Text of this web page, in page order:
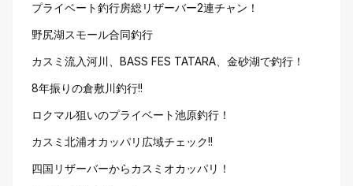
プライベート釣行房総リザーバー2連チャン！
野尻湖スモール合同釣行
カスミ流入河川、BASS FES TATARA、金砂湖で釣行！
8年振りの倉敷川釣行!!
ロクマル狙いのプライベート池原釣行！
カスミ北浦オカッパリ広域チェック!!
四国リザーバーからカスミオカッパリ！